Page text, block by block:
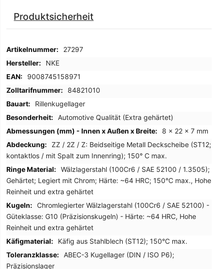
Produktsicherheit
Mehr
Informationen
27297
NKE
9008745158971
84821010
Rillenkugellager
Automotive Qualität (Extra gehärtet)
8 x 22 x 7 mm
ZZ / 2Z / Z: Beidseitige Metall Deckscheibe (ST12;
kontaktlos / mit Spalt zum Innenring); 150° C max.
Wälzlagerstahl (100Cr6 / SAE 52100 / 1.3505);
Gehärtet; Legiert mit Chrom; Härte: ~64 HRC; 150°C max., Hohe
Reinheit und extra gehärtet
Chromlegierter Wälzlagerstahl (100Cr6 / SAE 52100) -
Güteklasse: G10 (Präzisionskugeln) - Härte: ~64 HRC, Hohe
Reinheit und extra gehärtet
Käfig aus Stahlblech (ST12); 150°C max.
ABEC-3 Kugellager (DIN / ISO P6);
Präzisionslager